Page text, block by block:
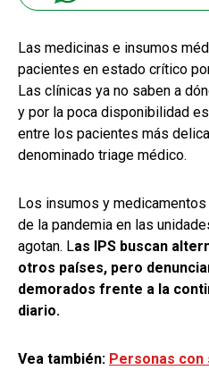
Las medicinas e insumos
pacientes en estado crítico
Las clínicas ya no saben a
y por la poca disponibilidad
entre los pacientes más
denominado triage médico.
Los insumos y
de la pandemia en las
agotan. Las IPS buscan
otros países, pero
demorados frente a la
diario.
Vea también: Personas con